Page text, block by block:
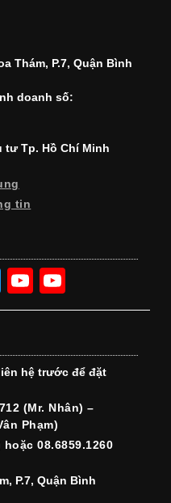
Thám, P.7, Quận Bình
doanh số:
tư Tp. Hồ Chí Minh
tin
T
wi
er
Y
o
T
u
b
e
o
T
u
b
e
h
hệ trước để đặt
(Mr. Nhân) –
Phạm)
hoặc 08.6859.1260
P.7, Quận Bình